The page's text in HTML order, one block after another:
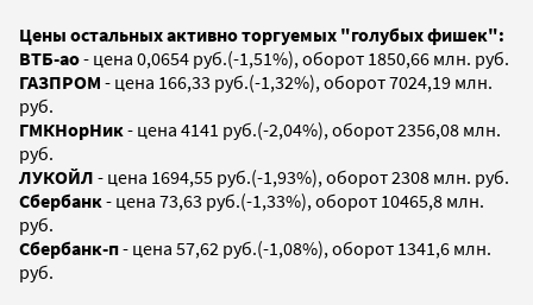
Цены остальных активно торгуемых "голубых фишек":
ВТБ-ао- цена 0,0654 руб.(-1,51%), оборот 1850,66 млн. руб.
ГАЗПРОМ - цена 166,33 руб.(-1,32%), оборот 7024,19 млн.
руб.
ГМКНорНик - цена 4141 руб.(-2,04%), оборот 2356,08 млн.
руб.
ЛУКОЙЛ - цена 1694,55 руб.(-1,93%), оборот 2308 млн. руб.
Сбербанк - цена 73,63 руб.(-1,33%), оборот 10465,8 млн.
руб.
Сбербанк-п- цена 57,62 руб.(-1,08%), оборот 1341,6 млн.
руб.